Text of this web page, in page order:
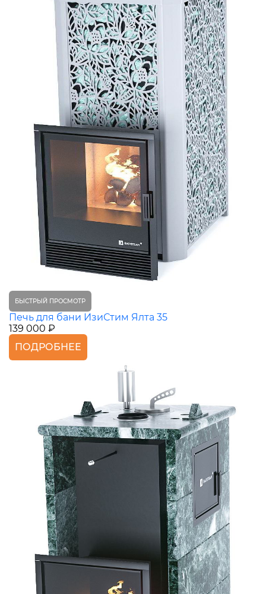
БЫСТРЫЙ ПРОСМОТР
Печь для бани ИзиСтим Ялта 35
139 000 ₽
ПОДРОБНЕЕ